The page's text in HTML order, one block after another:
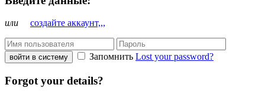
или создайте аккаунт,,,
войти в систему Запомнить Lost your password?
Forgot your details?